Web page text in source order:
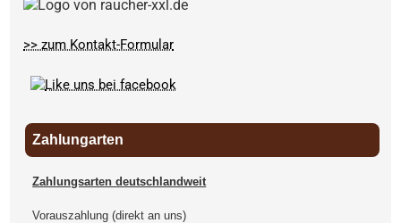
>> zum Kontakt-Formular
Zahlungarten
Zahlungsarten deutschlandweit
Vorauszahlung (direkt an uns)